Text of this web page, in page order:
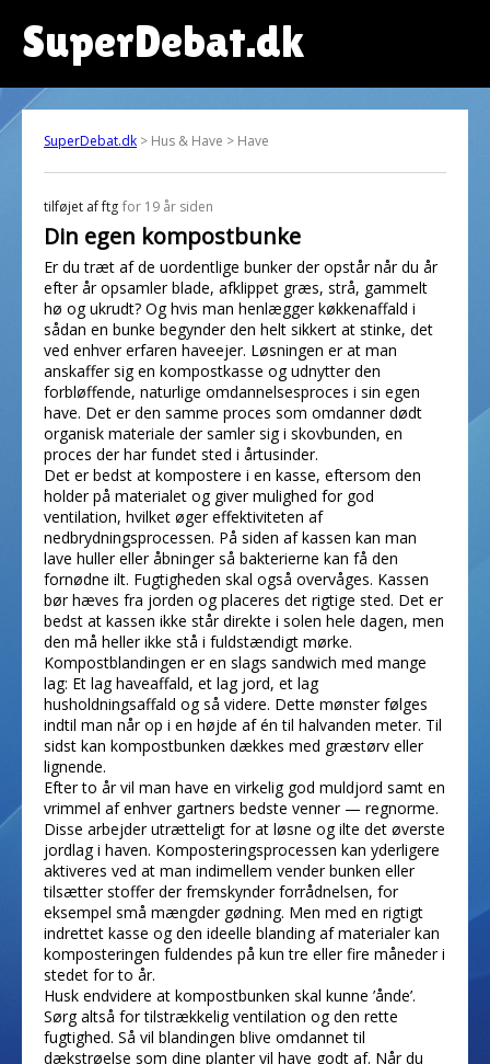
SuperDebat.dk
SuperDebat.dk > Hus & Have > Have
tilføjet afftg for 19 år siden
Din egen kompostbunke
Er du træt af de uordentlige bunker der opstår når du år
efter år opsamler blade, afklippet græs, strå, gammelt
hø og ukrudt? Og hvis man henlægger køkkenaffald i
sådan en bunke begynder den helt sikkert at stinke, det
ved enhver erfaren haveejer. Løsningen er at man
anskaffer sig en kompostkasse og udnytter den
forbløffende, naturlige omdannelsesproces i sin egen
have. Det er den samme proces som omdanner dødt
organisk materiale der samler sig i skovbunden, en
proces der har fundet sted i årtusinder.
Det er bedst at kompostere i en kasse, eftersom den
holder på materialet og giver mulighed for god
ventilation, hvilket øger effektiviteten af
nedbrydningsprocessen. På siden af kassen kan man
lave huller eller åbninger så bakterierne kan få den
fornødne ilt. Fugtigheden skal også overvåges. Kassen
bør hæves fra jorden og placeres det rigtige sted. Det er
bedst at kassen ikke står direkte i solen hele dagen, men
den må heller ikke stå i fuldstændigt mørke.
Kompostblandingen er en slags sandwich med mange
lag: Et lag haveaffald, et lag jord, et lag
husholdningsaffald og så videre. Dette mønster følges
indtil man når op i en højde af én til halvanden meter. Til
sidst kan kompostbunken dækkes med græstørv eller
lignende.
Efter to år vil man have en virkelig god muldjord samt en
vrimmel af enhver gartners bedste venner — regnorme.
Disse arbejder utrætteligt for at løsne og ilte det øverste
jordlag i haven. Komposteringsprocessen kan yderligere
aktiveres ved at man indimellem vender bunken eller
tilsætter stoffer der fremskynder forrådnelsen, for
eksempel små mængder gødning. Men med en rigtigt
indrettet kasse og den ideelle blanding af materialer kan
komposteringen fuldendes på kun tre eller fire måneder i
stedet for to år.
Husk endvidere at kompostbunken skal kunne ’ånde’.
Sørg altså for tilstrækkelig ventilation og den rette
fugtighed. Så vil blandingen blive omdannet til
dækstrøelse som dine planter vil have godt af. Når du